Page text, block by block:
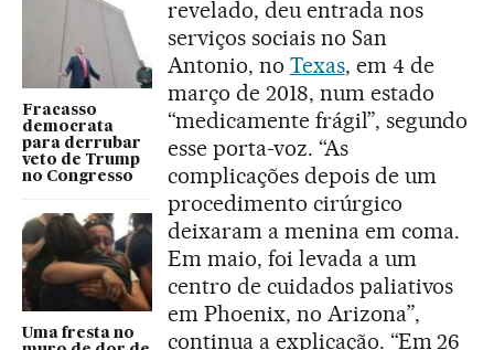
Fracasso
democrata
para derrubar
veto de Trump
no Congresso
Uma fresta no
revelado, deu entrada nos
serviços sociais no San
Antonio, no Texas, em 4 de
março de 2018, num estado
“medicamente frágil”, segundo
esse porta-voz. “As
complicações depois de um
procedimento cirúrgico
deixaram a menina em coma.
Em maio, foi levada a um
centro de cuidados paliativos
em Phoenix, no Arizona”,
continua a explicação. “Em 26